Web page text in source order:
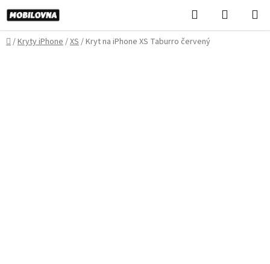
Prejsť
na
obsah
Hľadať
KOŠÍK
Domov
/Kryty iPhone/XS/Kryt na iPhone XS Taburro červený